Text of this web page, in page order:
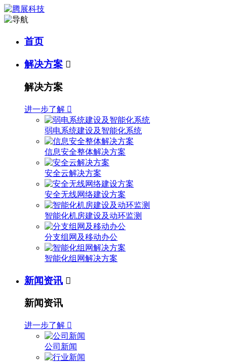
首页
解决方案 
解决方案
进一步了解 
弱电系统建设及智能化系统
信息安全整体解决方案
安全云解决方案
安全无线网络建设方案
智能化机房建设及动环监测
分支组网及移动办公
智能化组网解决方案
新闻资讯 
新闻资讯
进一步了解 
公司新闻